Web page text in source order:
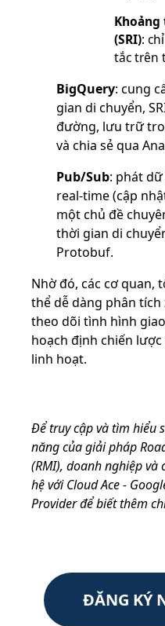
(SRI):
tắc trên
BigQuery: cung
gian di chuyển,
đường, lưu trữ
và chia sẻ qua
Pub/Sub: phát
real-time (cập
một chủ đề
thời gian di
Protobuf.
Nhờ đó, các cơ quan,
thể dễ dàng phân
theo dõi tình hình
hoạch định chiến
linh hoạt.
Để truy cập và tìm hiểu
năng của giải pháp
(RMI), doanh nghiệp và
hệ với Cloud Ace -
Provider để biết thêm
ĐĂNG KÝ